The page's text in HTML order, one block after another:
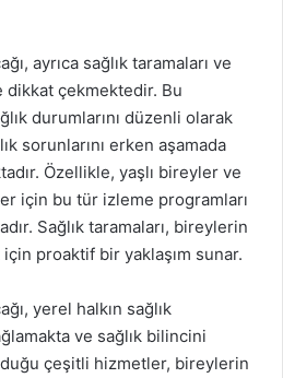
ayrıca sağlık taramaları ve
dikkat çekmektedir. Bu
durumlarını düzenli olarak
sorunlarını erken aşamada
Özellikle, yaşlı bireyler ve
için bu tür izleme programları
Sağlık taramaları, bireylerin
proaktif bir yaklaşım sunar.
yerel halkın sağlık
ve sağlık bilincini
çeşitli hizmetler, bireylerin